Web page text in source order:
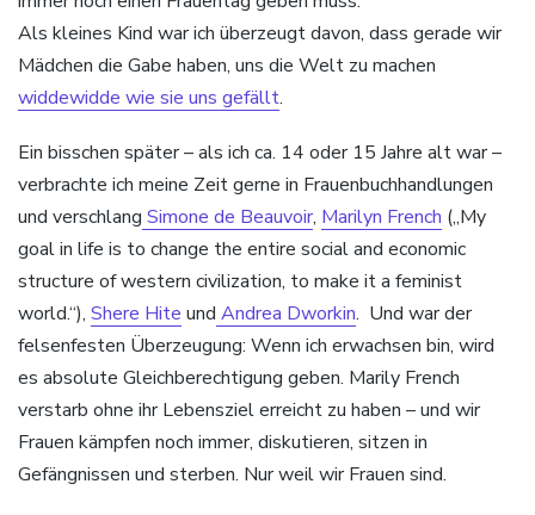
Als kleines Kind war ich überzeugt davon, dass gerade wir
Mädchen die Gabe haben, uns die Welt zu machen
widdewidde wie sie uns gefällt.
Ein bisschen später – als ich ca. 14 oder 15 Jahre alt war –
verbrachte ich meine Zeit gerne in Frauenbuchhandlungen
und verschlang Simone de Beauvoir, Marilyn French („My
goal in life is to change the entire social and economic
structure of western civilization, to make it a feminist
world.“), Shere Hite und Andrea Dworkin. Und war der
felsenfesten Überzeugung: Wenn ich erwachsen bin, wird
es absolute Gleichberechtigung geben. Marily French
verstarb ohne ihr Lebensziel erreicht zu haben – und wir
Frauen kämpfen noch immer, diskutieren, sitzen in
Gefängnissen und sterben. Nur weil wir Frauen sind.